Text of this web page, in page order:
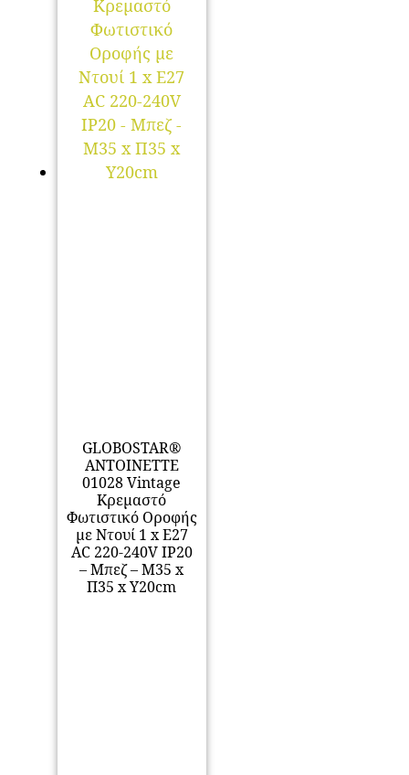
GLOBOSTAR®
ANTOINETTE
01028 Vintage
Κρεμαστό
Φωτιστικό Οροφής
με Ντουί 1 x E27
AC 220-240V IP20
– Μπεζ – Μ35 x
Π35 x Υ20cm